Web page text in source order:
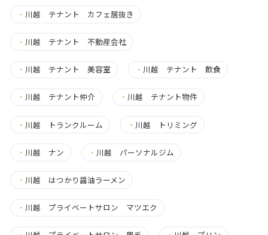
・ 川越 テナント カフェ居抜き
・ 川越 テナント 不動産会社
・ 川越 テナント 美容室 ・ 川越 テナント 飲食
・ 川越 テナント仲介 ・ 川越 テナント物件
・ 川越 トランクルーム ・ 川越 トリミング
・ 川越 ナン ・ 川越 パーソナルジム
・ 川越 はつかり醤油ラーメン
・ 川越 プライベートサロン マツエク